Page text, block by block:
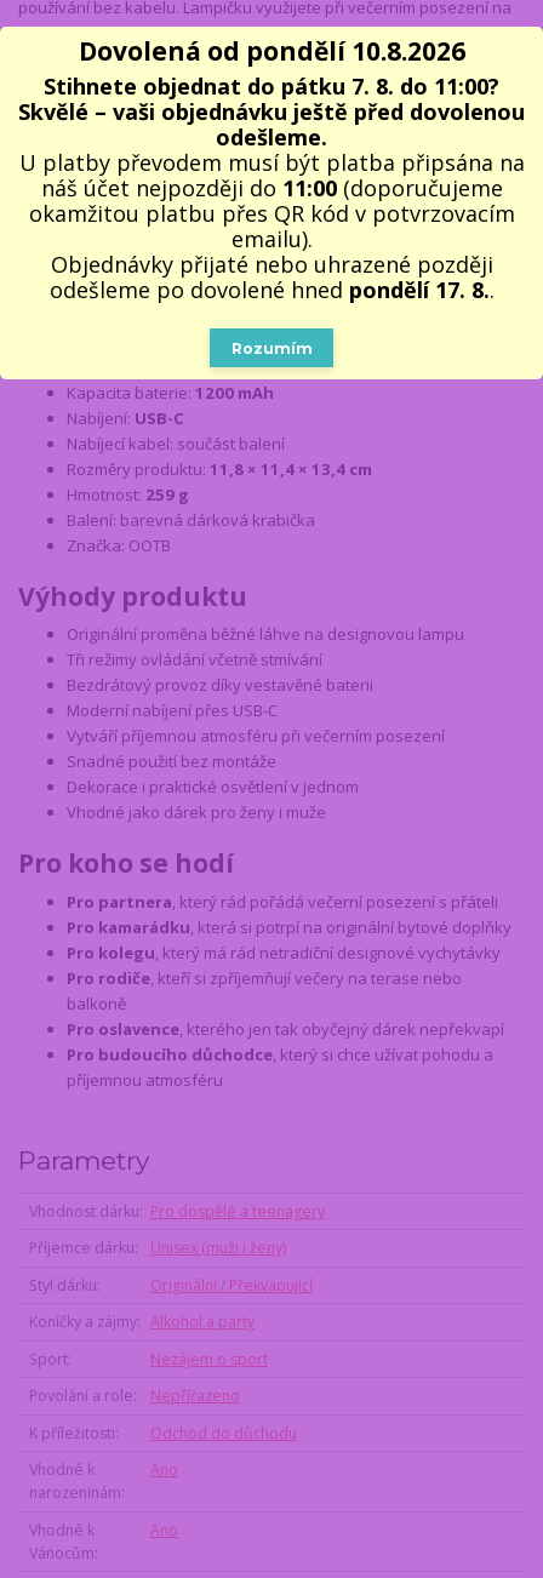
používání bez kabelu. Lampičku využijete při večerním posezení na
terase, romantické večeři, oslavě narozenin nebo jako originální
dekoraci do obývacího pokoje, pracovny či baru.
Díky svému neobvyklému konceptu je skvělým dárkem k
narozeninám, Vánocům i jako pozornost při odchodu do důchodu.
Potěší ženy i muže, kteří mají rádi zajímavé designové doplňky a rádi
překvapují své okolí něčím netradičním.
Parametry
Typ produktu: LED lampička na láhev
Barva: černá
Režimy svícení: zapnuto / vypnuto / stmívání
Napájení: vestavěná dobíjecí baterie
Kapacita baterie: 1200 mAh
Nabíjení: USB-C
Nabíjecí kabel: součást balení
Rozměry produktu: 11,8 × 11,4 × 13,4 cm
Hmotnost: 259 g
Balení: barevná dárková krabička
Značka: OOTB
Výhody produktu
Originální proměna běžné láhve na designovou lampu
Tři režimy ovládání včetně stmívání
Bezdrátový provoz díky vestavěné baterii
Moderní nabíjení přes USB-C
Vytváří příjemnou atmosféru při večerním posezení
Snadné použití bez montáže
Dekorace i praktické osvětlení v jednom
Vhodné jako dárek pro ženy i muže
Pro koho se hodí
Pro partnera, který rád pořádá večerní posezení s přáteli
Pro kamarádku, která si potrpí na originální bytové doplňky
Pro kolegu, který má rád netradiční designové vychytávky
Pro rodiče, kteří si zpříjemňují večery na terase nebo
balkoně
Pro oslavence, kterého jen tak obyčejný dárek nepřekvapí
Pro budoucího důchodce, který si chce užívat pohodu a
příjemnou atmosféru
Parametry
Vhodnost dárku
Pro dospělé a teenagery
Příjemce dárku
Unisex (muži i ženy)
Styl dárku
Originální / Překvapující
Koníčky a zájmy
Alkohol a párty
Sport
Nezájem o sport
Povolání a role
Nepřířazeno
K příležitosti
Odchod do důchodu
Vhodné k
narozeninám
Ano
Vhodné k
Vánocům
Ano
Dovolená od pondělí 10.8.2026
Stihnete objednat do pátku 7. 8. do 11:00?
Skvělé – vaši objednávku ještě před dovolenou
odešleme.
U platby převodem musí být platba připsána na
náš účet nejpozději do 11:00(doporučujeme
okamžitou platbu přes QR kód v potvrzovacím
emailu).
Objednávky přijaté nebo uhrazené později
odešleme po dovolené hned pondělí 17. 8..
Rozumím